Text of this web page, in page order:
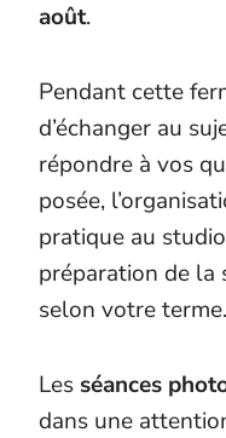
août.
Pendant cette
d’échanger au
répondre à vos
posée,
pratique au
préparation de la
selon votre terme.
Les séances
dans une